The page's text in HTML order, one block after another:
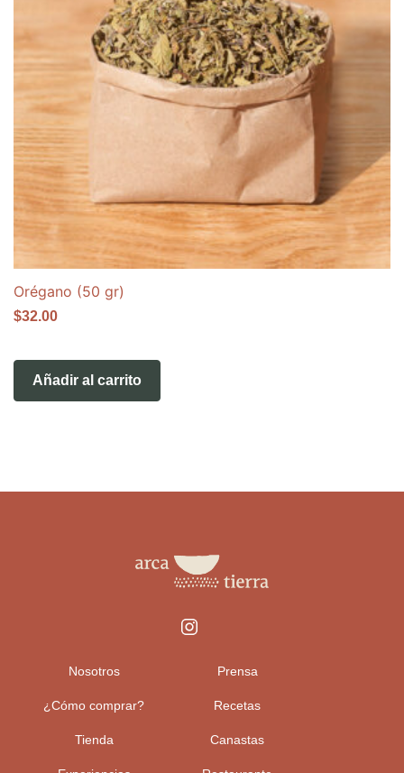
Orégano (50 gr)
$32.00
Añadir al carrito
Nosotros Prensa
¿Cómo comprar? Recetas
Tienda Canastas